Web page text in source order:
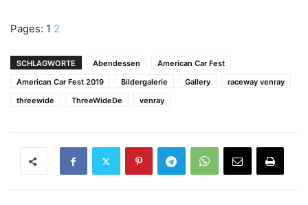
Pages: 1 2
SCHLAGWORTE Abendessen
American Car Fest
American Car Fest 2019
Bildergalerie Gallery
raceway venray
threewide
ThreeWideDe venray